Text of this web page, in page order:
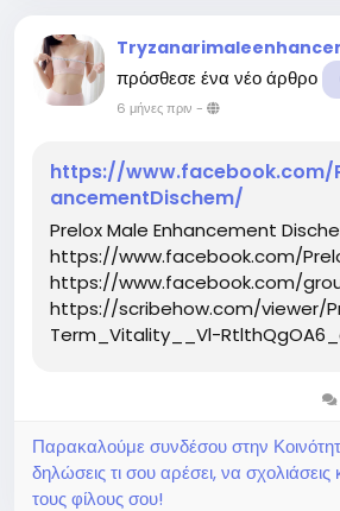
πρόσθεσε ένα νέο άρθρο
6 μήνες πριν -
https://www.facebook.com/
ancementDischem/
Prelox Male Enhancement
https://www.facebook.com/
https://www.facebook.com/
https://scribehow.com/viewer/
Term_Vitality__Vl-
Παρακαλούμε συνδέσου στην
δηλώσεις τι σου αρέσει, να σχολιάσεις
τους φίλους σου!